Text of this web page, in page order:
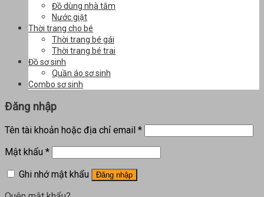
Đồ dùng nhà tắm
Nước giặt
Thời trang cho bé
Thời trang bé gái
Thời trang bé trai
Đồ sơ sinh
Quần áo sơ sinh
Combo sơ sinh
Đăng nhập
Tên tài khoản hoặc địa chỉ email *
Mật khẩu *
Ghi nhớ mật khẩu
Đăng nhập